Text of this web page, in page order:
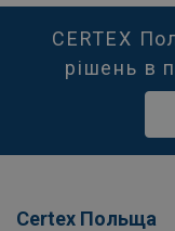
CERTEX
рішень в
Certex Польща